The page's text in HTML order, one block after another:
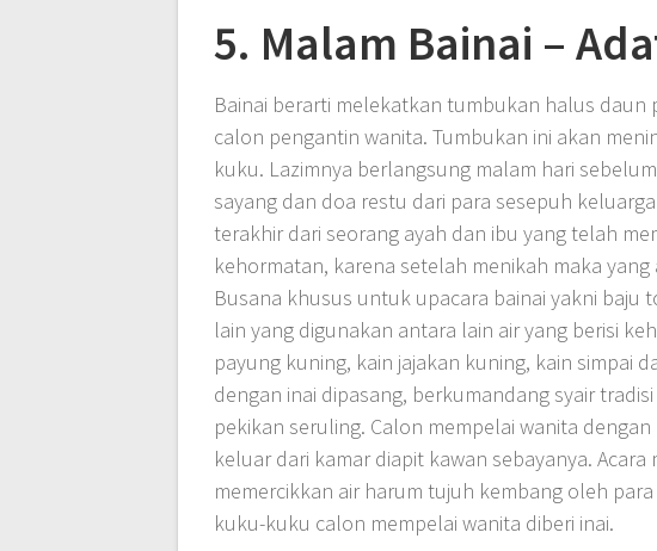
5. Malam Bainai –
Bainai berarti melekatkan tumbukan halus
calon pengantin wanita. Tumbukan ini akan
kuku. Lazimnya berlangsung malam hari
sayang dan doa restu dari para sesepuh
terakhir dari seorang ayah dan ibu yang telah
kehormatan, karena setelah menikah maka
Busana khusus untuk upacara bainai yakni
lain yang digunakan antara lain air yang berisi
payung kuning, kain jajakan kuning, kain simpai
dengan inai dipasang, berkumandang syair
pekikan seruling. Calon mempelai wanita
keluar dari kamar diapit kawan sebayanya.
memercikkan air harum tujuh kembang oleh
kuku-kuku calon mempelai wanita diberi inai.